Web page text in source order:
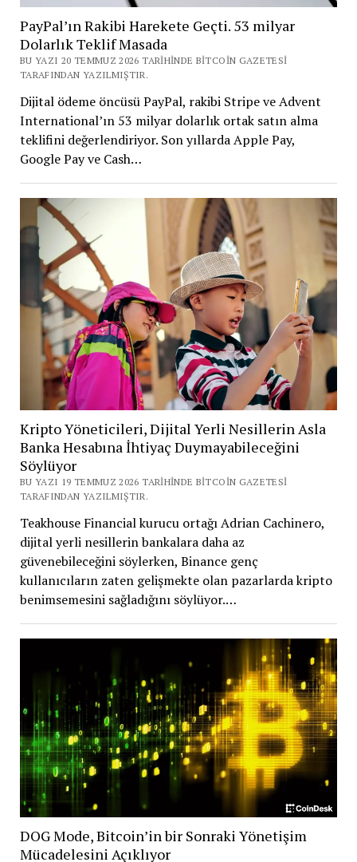
PayPal’ın Rakibi Harekete Geçti. 53 milyar
Dolarlık Teklif Masada
BU YAZI 20 TEMMUZ 2026 TARIHINDE BITCOIN GAZETESI
TARAFINDAN YAZILMIŞTIR.
Dijital ödeme öncüsü PayPal, rakibi Stripe ve Advent
International’ın 53 milyar dolarlık ortak satın alma
teklifini değerlendiriyor. Son yıllarda Apple Pay,
Google Pay ve Cash…
Kripto Yöneticileri, Dijital Yerli Nesillerin Asla
Banka Hesabına İhtiyaç Duymayabileceğini
Söylüyor
BU YAZI 19 TEMMUZ 2026 TARIHINDE BITCOIN GAZETESI
TARAFINDAN YAZILMIŞTIR.
Teakhouse Financial kurucu ortağı Adrian Cachinero,
dijital yerli nesillerin bankalara daha az
güvenebileceğini söylerken, Binance genç
kullanıcıların zaten gelişmekte olan pazarlarda kripto
benimsemesini sağladığını söylüyor.…
DOG Mode, Bitcoin’in bir Sonraki Yönetişim
Mücadelesini Açıklıyor